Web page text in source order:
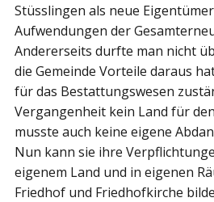
Stüsslingen als neue
Aufwendungen der
Andererseits durfte man nicht
die Gemeinde Vorteile daraus
für das Bestattungswesen
Vergangenheit kein Land für
musste auch keine eigene
Nun kann sie ihre
eigenem Land und in eigenen
Friedhof und Friedhofkirche